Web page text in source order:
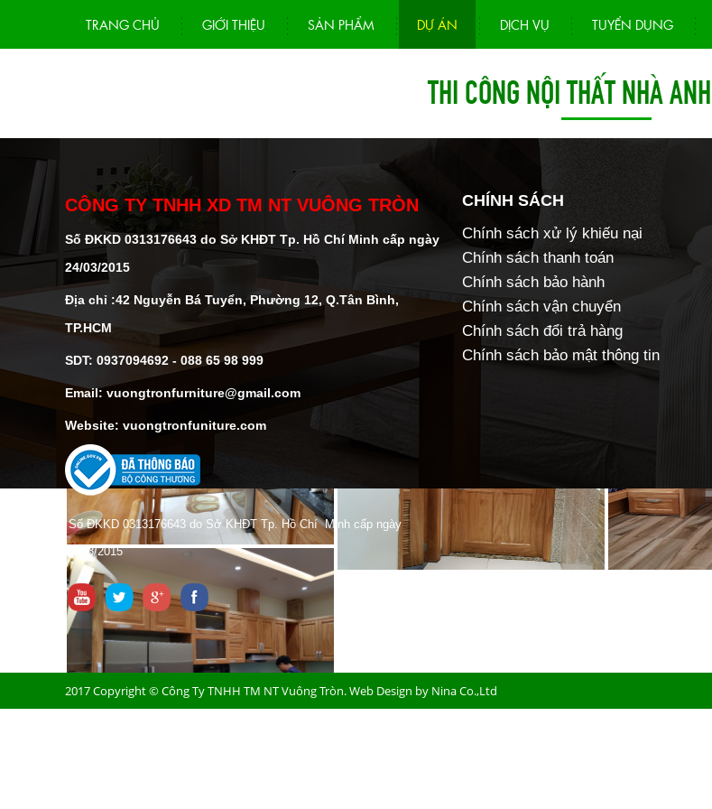
TRANG CHỦ GIỚI THIỆU SẢN PHẨM DỰ ÁN DỊCH VỤ TUYỂN DỤNG
THI CÔNG NỘI THẤT NHÀ
CÔNG TY TNHH XD TM NT VUÔNG TRÒN
Số ĐKKD 0313176643 do Sở KHĐT Tp. Hồ Chí Minh cấp ngày
24/03/2015
Địa chỉ :42 Nguyễn Bá Tuyển, Phường 12, Q.Tân Bình,
TP.HCM
SDT: 0937094692 - 088 65 98 999
Email: vuongtronfurniture@gmail.com
Website: vuongtronfuniture.com
Số ĐKKD 0313176643 do Sở KHĐT Tp. Hồ Chí Minh cấp ngày
24/03/2015
CHÍNH SÁCH
Chính sách xử lý khiếu nại
Chính sách thanh toán
Chính sách bảo hành
Chính sách vận chuyển
Chính sách đổi trả hàng
Chính sách bảo mật thông tin
2017 Copyright ©Công Ty TNHH TM NT Vuông Tròn. Web Design by Nina Co.,Ltd